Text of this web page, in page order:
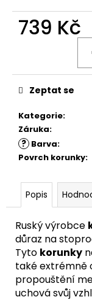
739 Kč
Kategorie:
Záruka:
? Barva:
Povrch korunky:
Zeptat se
Popis
Ruský výrobce
důraz na
Tyto korunky
také extrémně
propouštění
uchová svůj